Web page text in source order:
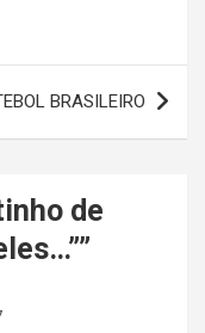
BRASILEIRO
de
”